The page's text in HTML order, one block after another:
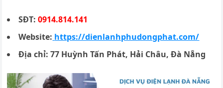
SĐT: 0914.814.141
Website: https://dienlanhphudongphat.com/
Địa chỉ:77 Huỳnh Tấn Phát, Hải Châu, Đà Nẵng